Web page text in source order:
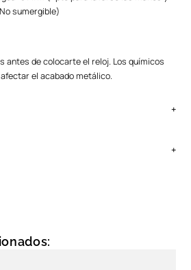
sumergible)
antes de colocarte el reloj. Los químicos
el acabado metálico.
destino.